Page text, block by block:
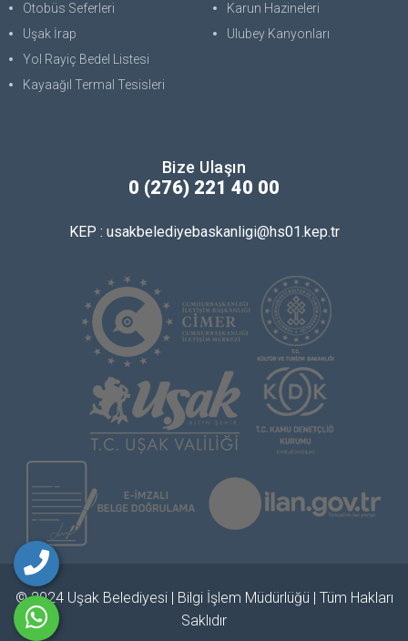
Otobüs Seferleri
Uşak İrap
Yol Rayiç Bedel Listesi
Kayaağıl Termal Tesisleri
Karun Hazineleri
Ulubey Kanyonları
Bize Ulaşın
0 (276) 221 40 00
KEP : usakbelediyebaskanligi@hs01.kep.tr
© 2024 Uşak Belediyesi | Bilgi İşlem Müdürlüğü | Tüm Hakları
Saklıdır